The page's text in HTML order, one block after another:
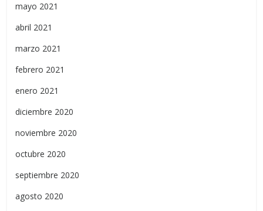
mayo 2021
abril 2021
marzo 2021
febrero 2021
enero 2021
diciembre 2020
noviembre 2020
octubre 2020
septiembre 2020
agosto 2020